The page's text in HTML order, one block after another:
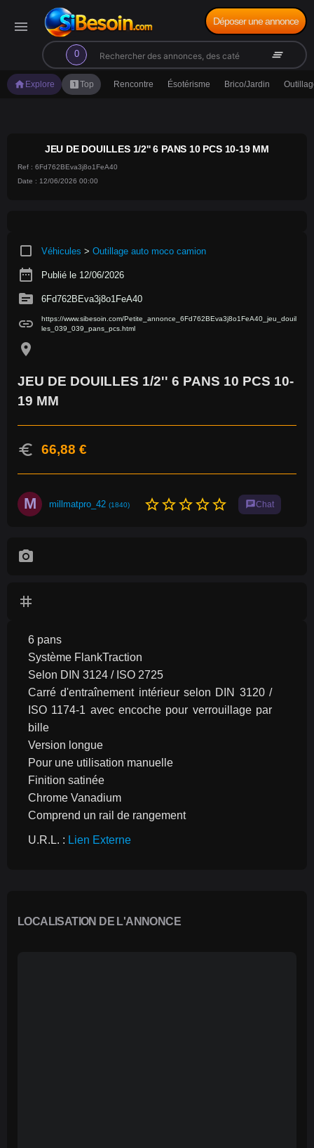
menu
0
search clear_all
Déposer une annonce
home Explore looks_oneTop Rencontre Ésotérisme Brico/Jardin
JEU DE DOUILLES 1/2'' 6 PANS 10 PCS 10-19 MM
Ref : 6Fd762BEva3j8o1FeA40
Date : 12/06/2026 00:00
crop_square Véhicules > Outillage auto moco camion
date_range Publié le 12/06/2026
source 6Fd762BEva3j8o1FeA40
link
https://www.sibesoin.com/Petite_annonce_6Fd762BEva3j8o1FeA40_jeu_douil
les_039_039_pans_pcs.html
location_on
JEU DE DOUILLES 1/2'' 6 PANS 10 PCS 10-
19 MM
euro 66,88 €
M millmatpro_42 (1840) star_borderstar_borderstar_borderstar_borderstar_border chatChat
photo_camera
tag
6 pans
Système FlankTraction
Selon DIN 3124 / ISO 2725
Carré d'entraînement intérieur selon DIN 3120 /
ISO 1174-1 avec encoche pour verrouillage par
bille
Version longue
Pour une utilisation manuelle
Finition satinée
Chrome Vanadium
Comprend un rail de rangement
U.R.L. : Lien Externe
LOCALISATION DE L'ANNONCE